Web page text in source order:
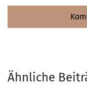
Ähnliche